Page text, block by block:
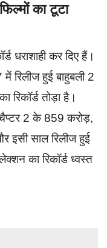
का टूटा
धराशाही कर दिए हैं।
रिलीज हुई बाहुबली 2
तोड़ा है।
2 के 859 करोड़,
साल रिलीज हुई
का रिकॉर्ड ध्वस्त